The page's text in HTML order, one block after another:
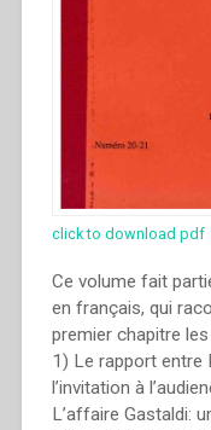
click to download pdf
Ce volume fait
en français, qui
premier chapitre
1) Le rapport entre
l’invitation à
L’affaire Gastaldi: